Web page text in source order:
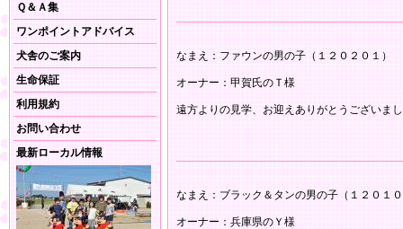
Ｑ＆Ａ集
ワンポイントアドバイス
犬舎のご案内
生命保証
利用規約
お問い合わせ
最新ローカル情報
なまえ：ファウンの男の子（１２０２０１）
オーナー：甲賀氏のＴ様
遠方よりの見学、お迎えありがとうございま
なまえ：ブラック＆タンの男の子（１２０１
オーナー：兵庫県のＹ様